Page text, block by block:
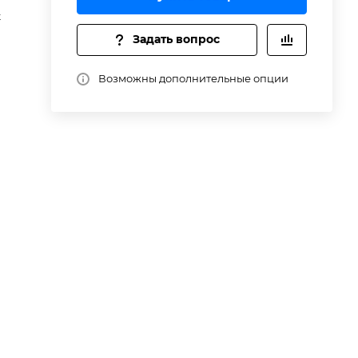
Задать вопрос
Возможны дополнительные опции